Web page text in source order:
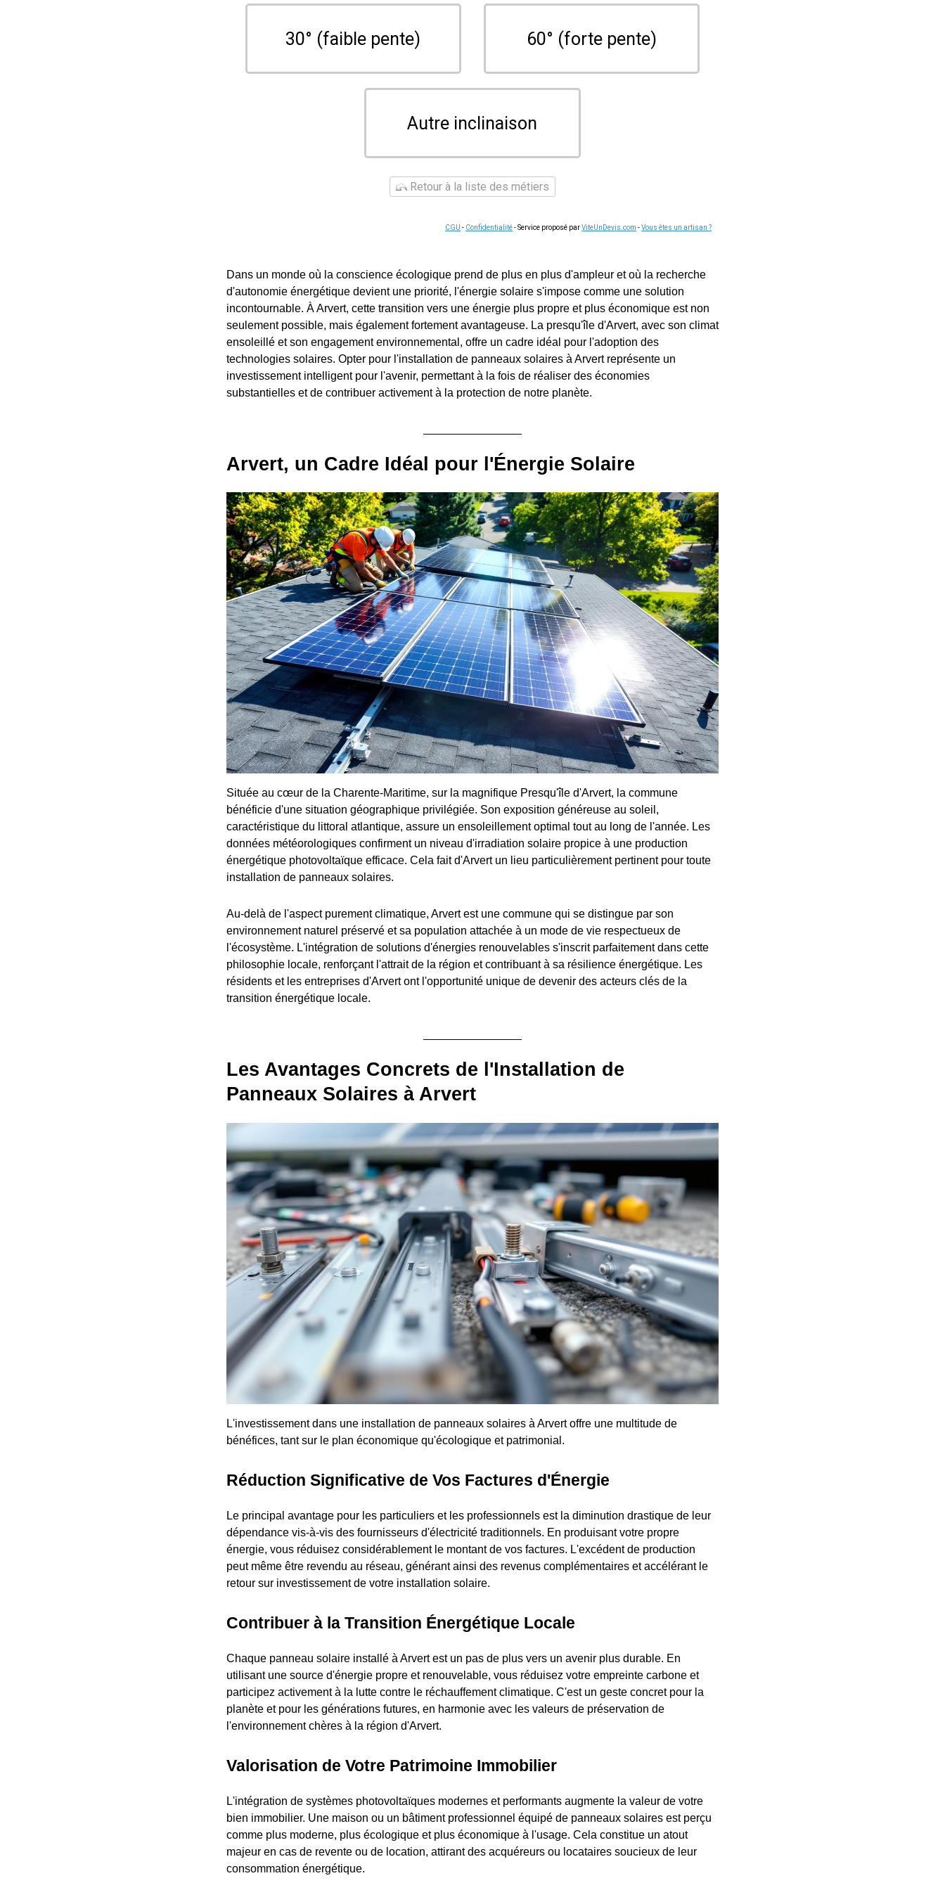
30° (faible pente) 60° (forte pente)
Autre inclinaison
Retour à la liste des métiers
CGU - Confidentialité- Service proposé parViteUnDevis.com -Vous êtes un artisan ?
Dans un monde où la conscience écologique prend de plus en plus d'ampleur et où la recherche
d'autonomie énergétique devient une priorité, l'énergie solaire s'impose comme une solution
incontournable. À Arvert, cette transition vers une énergie plus propre et plus économique est non
seulement possible, mais également fortement avantageuse. La presqu'île d'Arvert, avec son climat
ensoleillé et son engagement environnemental, offre un cadre idéal pour l'adoption des
technologies solaires. Opter pour l'installation de panneaux solaires à Arvert représente un
investissement intelligent pour l'avenir, permettant à la fois de réaliser des économies
substantielles et de contribuer activement à la protection de notre planète.
Arvert, un Cadre Idéal pour l'Énergie Solaire
Située au cœur de la Charente-Maritime, sur la magnifique Presqu'île d'Arvert, la commune
bénéficie d'une situation géographique privilégiée. Son exposition généreuse au soleil,
caractéristique du littoral atlantique, assure un ensoleillement optimal tout au long de l'année. Les
données météorologiques confirment un niveau d'irradiation solaire propice à une production
énergétique photovoltaïque efficace. Cela fait d'Arvert un lieu particulièrement pertinent pour toute
installation de panneaux solaires.
Au-delà de l'aspect purement climatique, Arvert est une commune qui se distingue par son
environnement naturel préservé et sa population attachée à un mode de vie respectueux de
l'écosystème. L'intégration de solutions d'énergies renouvelables s'inscrit parfaitement dans cette
philosophie locale, renforçant l'attrait de la région et contribuant à sa résilience énergétique. Les
résidents et les entreprises d'Arvert ont l'opportunité unique de devenir des acteurs clés de la
transition énergétique locale.
Les Avantages Concrets de l'Installation de
Panneaux Solaires à Arvert
L'investissement dans une installation de panneaux solaires à Arvert offre une multitude de
bénéfices, tant sur le plan économique qu'écologique et patrimonial.
Réduction Significative de Vos Factures d'Énergie
Le principal avantage pour les particuliers et les professionnels est la diminution drastique de leur
dépendance vis-à-vis des fournisseurs d'électricité traditionnels. En produisant votre propre
énergie, vous réduisez considérablement le montant de vos factures. L'excédent de production
peut même être revendu au réseau, générant ainsi des revenus complémentaires et accélérant le
retour sur investissement de votre installation solaire.
Contribuer à la Transition Énergétique Locale
Chaque panneau solaire installé à Arvert est un pas de plus vers un avenir plus durable. En
utilisant une source d'énergie propre et renouvelable, vous réduisez votre empreinte carbone et
participez activement à la lutte contre le réchauffement climatique. C'est un geste concret pour la
planète et pour les générations futures, en harmonie avec les valeurs de préservation de
l'environnement chères à la région d'Arvert.
Valorisation de Votre Patrimoine Immobilier
L'intégration de systèmes photovoltaïques modernes et performants augmente la valeur de votre
bien immobilier. Une maison ou un bâtiment professionnel équipé de panneaux solaires est perçu
comme plus moderne, plus écologique et plus économique à l'usage. Cela constitue un atout
majeur en cas de revente ou de location, attirant des acquéreurs ou locataires soucieux de leur
consommation énergétique.